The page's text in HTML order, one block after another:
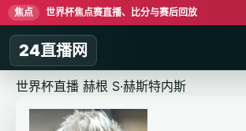
焦点 世界杯焦点赛直播、比分与赛后回放
24直播网
世界杯直播 赫根 S·赫斯特内斯